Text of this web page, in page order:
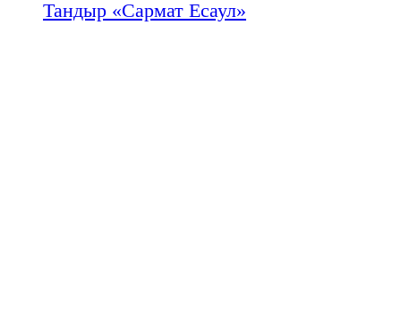
Тандыр «Сармат Есаул»